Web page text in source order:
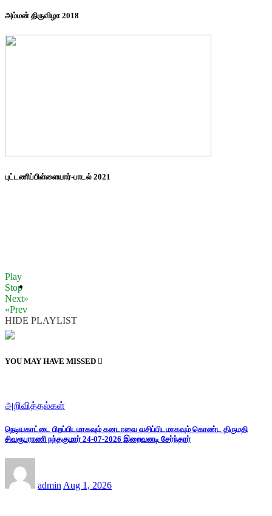
அம்மன் திருவிழா 2018
புட்டணிப்பிள்ளையார்-பாடல் 2021
Play
Stop
Next»
«Prev
HIDE PLAYLIST
YOU MAY HAVE MISSED
அறிவித்தல்கள்
நெடியகாட்டை பிறப்பிடமாகவும் கனடாவை வசிப்பிடமாகவும் கொண்ட திருமதி
சிவரூபராணி நந்தகுமார் 24-07-2026 இறைவனடி சேர்ந்தார்
admin Aug 1, 2026